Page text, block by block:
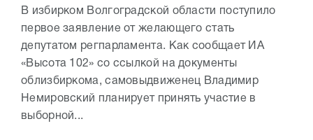
В избирком Волгоградской области поступило
первое заявление от желающего стать
депутатом регпарламента. Как сообщает ИА
«Высота 102» со ссылкой на документы
облизбиркома, самовыдвиженец Владимир
Немировский планирует принять участие в
выборной...